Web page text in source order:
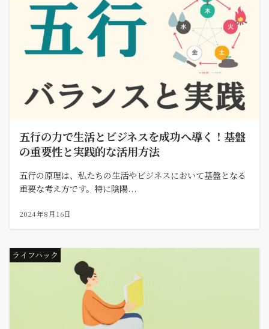
五行の力で生活とビジネスを成功へ導く！基盤
の重要性と実践的な活用方法
五行の原理は、私たちの生活やビジネスにおいて基盤となる
重要な考え方です。特に陰陽...
2024年8月16日
ライフハック